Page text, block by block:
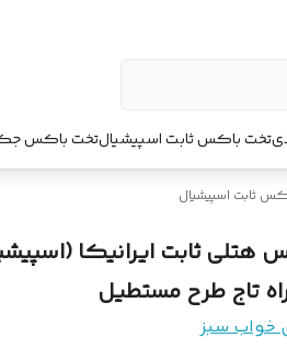
تخت باکس ثابت اسپیشیالتخت باکس
ثابت اسپیشیال
تاج طرح مستطیل
خواب سبز